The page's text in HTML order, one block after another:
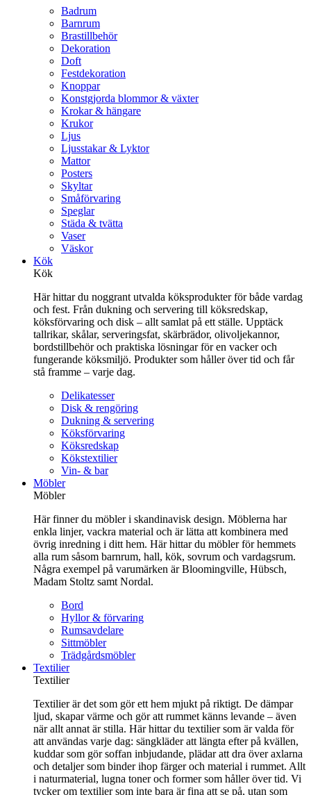
Badrum
Barnrum
Brastillbehör
Dekoration
Doft
Festdekoration
Knoppar
Konstgjorda blommor & växter
Krokar & hängare
Krukor
Ljus
Ljusstakar & Lyktor
Mattor
Posters
Skyltar
Småförvaring
Speglar
Städa & tvätta
Vaser
Väskor
Kök
Kök
Här hittar du noggrant utvalda köksprodukter för både vardag
och fest. Från dukning och servering till köksredskap,
köksförvaring och disk – allt samlat på ett ställe. Upptäck
tallrikar, skålar, serveringsfat, skärbrädor, olivoljekannor,
bordstillbehör och praktiska lösningar för en vacker och
fungerande köksmiljö. Produkter som håller över tid och får
stå framme – varje dag.
Delikatesser
Disk & rengöring
Dukning & servering
Köksförvaring
Köksredskap
Kökstextilier
Vin- & bar
Möbler
Möbler
Här finner du möbler i skandinavisk design. Möblerna har
enkla linjer, vackra material och är lätta att kombinera med
övrig inredning i ditt hem. Här hittar du möbler för hemmets
alla rum såsom barnrum, hall, kök, sovrum och vardagsrum.
Några exempel på varumärken är Bloomingville, Hübsch,
Madam Stoltz samt Nordal.
Bord
Hyllor & förvaring
Rumsavdelare
Sittmöbler
Trädgårdsmöbler
Textilier
Textilier
Textilier är det som gör ett hem mjukt på riktigt. De dämpar
ljud, skapar värme och gör att rummet känns levande – även
när allt annat är stilla. Här hittar du textilier som är valda för
att användas varje dag: sängkläder att längta efter på kvällen,
kuddar som gör soffan inbjudande, plädar att dra över axlarna
och detaljer som binder ihop färger och material i rummet. Allt
i naturmaterial, lugna toner och former som håller över tid. Vi
tycker om textilier som inte bara är fina att se på, utan som